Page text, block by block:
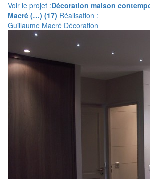
Voir le projet :Décoration maison
Macré (…) (17) Réalisation :
Guillaume Macré Décoration